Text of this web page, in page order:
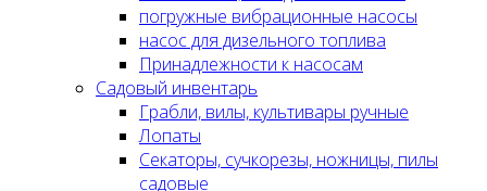
погружные вибрационные насосы
насос для дизельного топлива
Принадлежности к насосам
Садовый инвентарь
Грабли, вилы, культивары ручные
Лопаты
Секаторы, сучкорезы, ножницы, пилы
садовые